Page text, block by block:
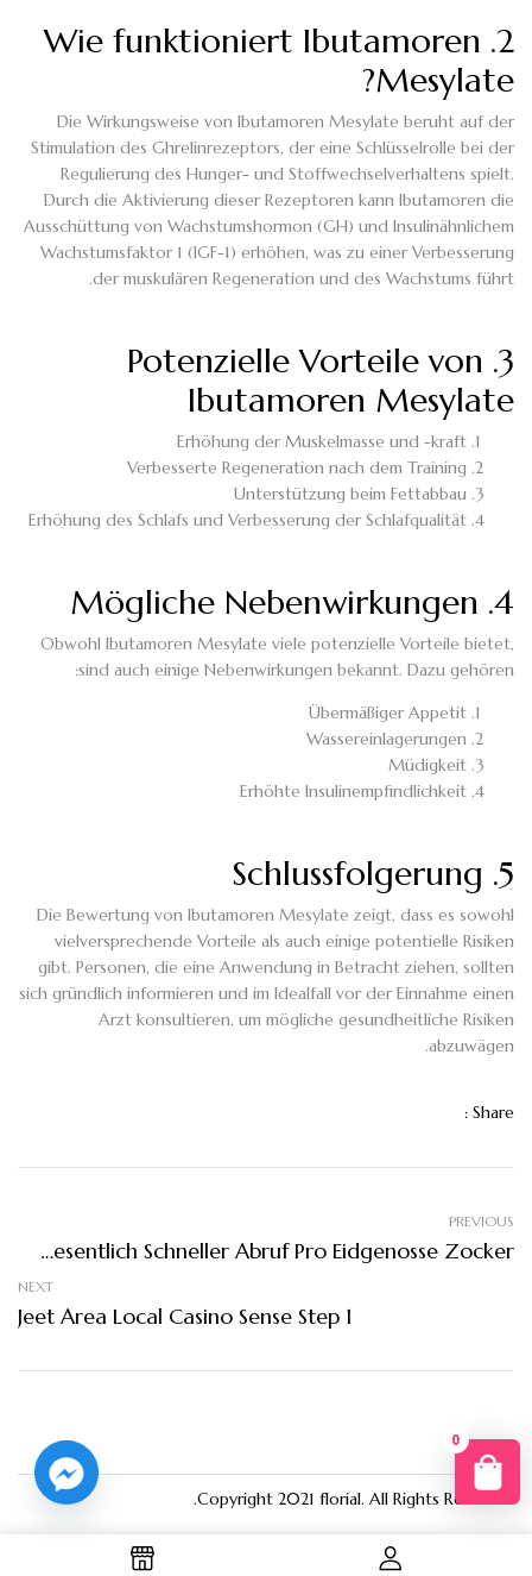
2. Wie funktioniert Ibutamoren
Mesylate?
Die Wirkungsweise von Ibutamoren Mesylate beruht auf der
Stimulation des Ghrelinrezeptors, der eine Schlüsselrolle bei der
Regulierung des Hunger- und Stoffwechselverhaltens spielt.
Durch die Aktivierung dieser Rezeptoren kann Ibutamoren die
Ausschüttung von Wachstumshormon (GH) und Insulinähnlichem
Wachstumsfaktor 1 (IGF-1) erhöhen, was zu einer Verbesserung
der muskulären Regeneration und des Wachstums führt.
3. Potenzielle Vorteile von
Ibutamoren Mesylate
Erhöhung der Muskelmasse und -kraft
Verbesserte Regeneration nach dem Training
Unterstützung beim Fettabbau
Erhöhung des Schlafs und Verbesserung der Schlafqualität
4. Mögliche Nebenwirkungen
Obwohl Ibutamoren Mesylate viele potenzielle Vorteile bietet,
sind auch einige Nebenwirkungen bekannt. Dazu gehören:
Übermäßiger Appetit
Wassereinlagerungen
Müdigkeit
Erhöhte Insulinempfindlichkeit
5. Schlussfolgerung
Die Bewertung von Ibutamoren Mesylate zeigt, dass es sowohl
vielversprechende Vorteile als auch einige potentielle Risiken
gibt. Personen, die eine Anwendung in Betracht ziehen, sollten
sich gründlich informieren und im Idealfall vor der Einnahme einen
Arzt konsultieren, um mögliche gesundheitliche Risiken
abzuwägen.
Share :
PREVIOUS
Wesentlich Schneller Abruf Pro Eidgenosse Zocker
NEXT
Jeet Area Local Casino Sense Step 1
Copyright 2021 florial. All Rights Reserved.
0